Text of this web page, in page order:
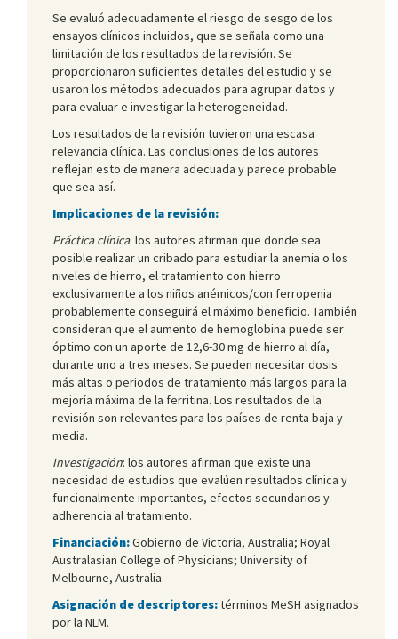
Se evaluó adecuadamente el riesgo de sesgo de los
ensayos clínicos incluidos, que se señala como una
limitación de los resultados de la revisión. Se
proporcionaron suficientes detalles del estudio y se
usaron los métodos adecuados para agrupar datos y
para evaluar e investigar la heterogeneidad.
Los resultados de la revisión tuvieron una escasa
relevancia clínica. Las conclusiones de los autores
reflejan esto de manera adecuada y parece probable
que sea así.
Implicaciones de la revisión:
Práctica clínica: los autores afirman que donde sea
posible realizar un cribado para estudiar la anemia o los
niveles de hierro, el tratamiento con hierro
exclusivamente a los niños anémicos/con ferropenia
probablemente conseguirá el máximo beneficio. También
consideran que el aumento de hemoglobina puede ser
óptimo con un aporte de 12,6-30 mg de hierro al día,
durante uno a tres meses. Se pueden necesitar dosis
más altas o periodos de tratamiento más largos para la
mejoría máxima de la ferritina. Los resultados de la
revisión son relevantes para los países de renta baja y
media.
Investigación: los autores afirman que existe una
necesidad de estudios que evalúen resultados clínica y
funcionalmente importantes, efectos secundarios y
adherencia al tratamiento.
Financiación:Gobierno de Victoria, Australia; Royal
Australasian College of Physicians; University of
Melbourne, Australia.
Asignación de descriptores:términos MeSH asignados
por la NLM.